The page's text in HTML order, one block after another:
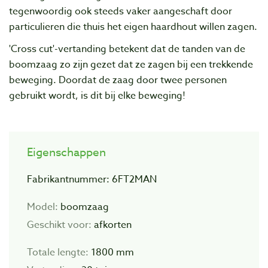
tegenwoordig ook steeds vaker aangeschaft door
particulieren die thuis het eigen haardhout willen zagen.
'Cross cut'-vertanding betekent dat de tanden van de
boomzaag zo zijn gezet dat ze zagen bij een trekkende
beweging. Doordat de zaag door twee personen
gebruikt wordt, is dit bij elke beweging!
Eigenschappen
Fabrikantnummer: 6FT2MAN
Model: boomzaag
Geschikt voor: afkorten
Totale lengte: 1800 mm